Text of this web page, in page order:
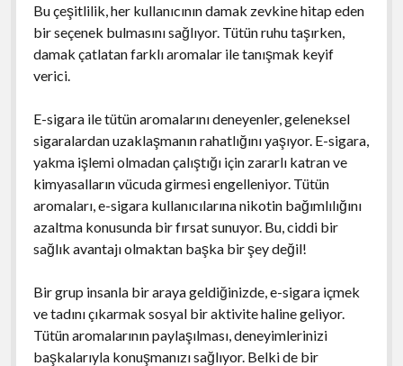
Bu çeşitlilik, her kullanıcının damak zevkine hitap eden
bir seçenek bulmasını sağlıyor. Tütün ruhu taşırken,
damak çatlatan farklı aromalar ile tanışmak keyif
verici.
E-sigara ile tütün aromalarını deneyenler, geleneksel
sigaralardan uzaklaşmanın rahatlığını yaşıyor. E-sigara,
yakma işlemi olmadan çalıştığı için zararlı katran ve
kimyasalların vücuda girmesi engelleniyor. Tütün
aromaları, e-sigara kullanıcılarına nikotin bağımlılığını
azaltma konusunda bir fırsat sunuyor. Bu, ciddi bir
sağlık avantajı olmaktan başka bir şey değil!
Bir grup insanla bir araya geldiğinizde, e-sigara içmek
ve tadını çıkarmak sosyal bir aktivite haline geliyor.
Tütün aromalarının paylaşılması, deneyimlerinizi
başkalarıyla konuşmanızı sağlıyor. Belki de bir